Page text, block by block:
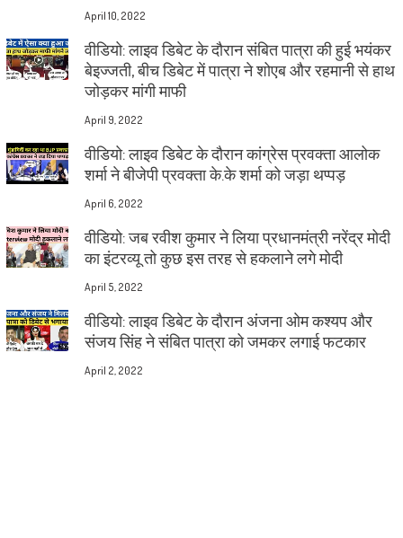
April 10, 2022
वीडियो: लाइव डिबेट के दौरान संबित पात्रा की हुई भयंकर
बेइज्जती, बीच डिबेट में पात्रा ने शोएब और रहमानी से हाथ
जोड़कर मांगी माफी
April 9, 2022
वीडियो: लाइव डिबेट के दौरान कांग्रेस प्रवक्ता आलोक
शर्मा ने बीजेपी प्रवक्ता के.के शर्मा को जड़ा थप्पड़
April 6, 2022
वीडियो: जब रवीश कुमार ने लिया प्रधानमंत्री नरेंद्र मोदी
का इंटरव्यू तो कुछ इस तरह से हकलाने लगे मोदी
April 5, 2022
वीडियो: लाइव डिबेट के दौरान अंजना ओम कश्यप और
संजय सिंह ने संबित पात्रा को जमकर लगाई फटकार
April 2, 2022